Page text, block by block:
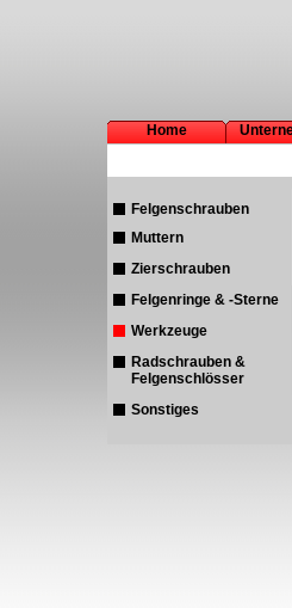
Home
Felgenschrauben
Muttern
Zierschrauben
Felgenringe & -Sterne
Werkzeuge
Radschrauben &
Felgenschlösser
Sonstiges